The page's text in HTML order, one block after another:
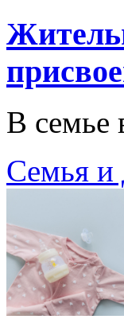
В семье
Семья и